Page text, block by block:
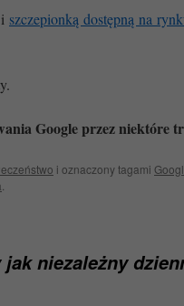
szczepionką dostępną na
Google przez niektóre
i oznaczony tagami
jak niezależny